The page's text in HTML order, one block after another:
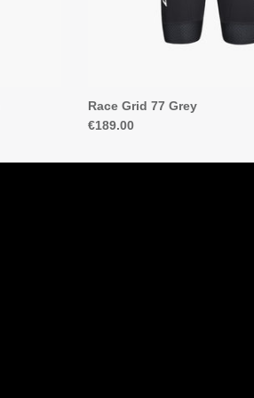
Race Grid 77 Grey
€189.00